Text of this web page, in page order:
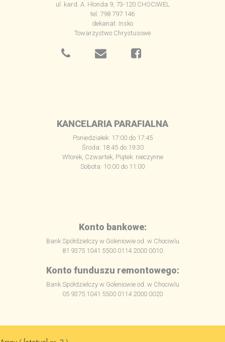
ul. kard. A. Hlonda 9, 73-120 CHOCIWEL
tel: 798 797 146
dekanat: Insko
Towarzystwo Chrystusowe
KANCELARIA PARAFIALNA
Poniedziałek: 17:00 do 17:45
Środa: 18:45 do 19:30
Wtorek, Czwartek, Piątek: nieczynne
Sobota: 10:00 do 11:00
Konto bankowe:
Bank Spółdzielczy w Goleniowie od. w Chociwlu
81 9375 1041 5500 0114 2000 0010
Konto funduszu remontowego:
Bank Spółdzielczy w Goleniowie od. w Chociwlu
05 9375 1041 5500 0114 2000 0020